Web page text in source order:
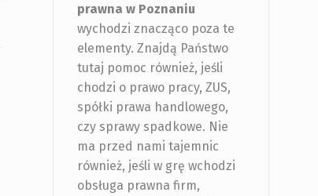
prawna w Poznaniu
wychodzi znacząco poza te
elementy. Znajdą Państwo
tutaj pomoc również, jeśli
chodzi o prawo pracy, ZUS,
spółki prawa handlowego,
czy sprawy spadkowe. Nie
ma przed nami tajemnic
również, jeśli w grę wchodzi
obsługa prawna firm,